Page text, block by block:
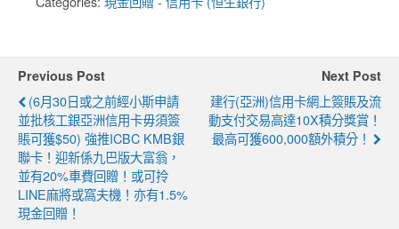
Previous Post
(6月30日或之前經小斯申請
並批核工銀亞洲信用卡毋須簽
賬可獲$50) 強推ICBC KMB銀
聯卡！迎新係九巴版大富翁，
並有20%車費回贈！或可拎
LINE麻將或窩夫機！亦有1.5%
現金回贈！
Next Post
建行(亞洲)信用卡網上簽賬及流
動支付交易高達10X積分獎賞！
最高可獲600,000額外積分！